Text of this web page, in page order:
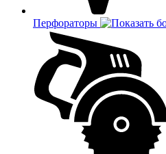
Перфораторы